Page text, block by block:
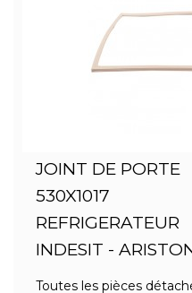
JOINT DE PORTE
530X1017
REFRIGERATEUR
INDESIT -
Toutes les pièces